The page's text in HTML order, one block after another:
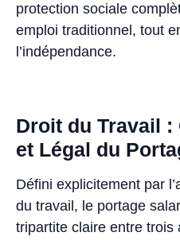
protection sociale
emploi traditionnel, tout
l’indépendance.
Droit du Travail
et Légal du
Défini explicitement par
du travail, le portage
tripartite claire entre trois